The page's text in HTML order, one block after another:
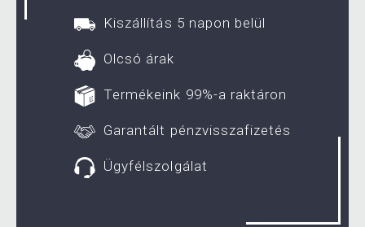
Kiszállítás 5 napon belül
Olcsó árak
Termékeink 99%-a raktáron
Garantált pénzvisszafizetés
Ügyfélszolgálat